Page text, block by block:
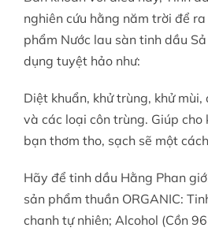
nghiên cứu hằng năm trời để
phẩm Nước lau sàn tinh dầu
dụng tuyệt hảo như:
Diệt khuẩn, khử trùng, khử
và các loại côn trùng. Giúp cho
bạn thơm tho, sạch sẽ một
Hãy để tinh dầu Hằng Phan
sản phẩm thuần ORGANIC:
chanh tự nhiên; Alcohol (Cồn